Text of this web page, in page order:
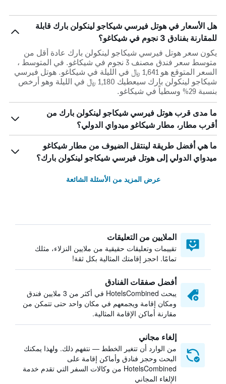
هل الأسعار في هوتل فيرسي شيكاجو لينكولن بارك قابلة
للمقارنة بفنادق 3 نجوم في شيكاغو؟
يكون سعر هوتل فيرسي شيكاجو لينكولن بارك عادة أقل من
متوسط ​​سعر فندق مصنف 3 نجوم في شيكاغو. في المتوسط ،
السعر المتوقع هو 1,641 ﷼ في الليلة في شيكاغو. هوتل فيرسي
شيكاجو لينكولن بارك سيعطيك 1,180 ﷼ في الليلة وهو أرخص
بنسبة 29% وسطياً في شيكاغو.
ما مدى قرب هوتل فيرسي شيكاجو لينكولن بارك من
أقرب مطار، مطار شيكاغو ميدواي الدولي؟
ما هي أفضل طريقة لينتقل الضيوف من مطار شيكاغو
ميدواي الدولي إلى هوتل فيرسي شيكاجو لينكولن بارك؟
عرض المزيد من الأسئلة الشائعة
الملايين من التعليقات
تقييمات وتعليقات حقيقية من ملايين النزلاء، مثلك
تمامًا. احجز إقامتك المثالية بكل ثقة!
أفضل صفقات الفنادق
يبحث HotelsCombined في أكثر من 3 ملايين فندق
ومكان إقامة ويجمعهم في مكان واحد حتى تتمكن من
مقارنة أماكن الإقامة المثالية.
إلغاء مجاني
من الوارد أن تتغير الخطط — نتفهم ذلك. ولهذا يمكنك
البحث وحجز فنادق وأماكن إقامة على
HotelsCombined من وكالات السفر التي تقدم خدمة
الإلغاء المجاني